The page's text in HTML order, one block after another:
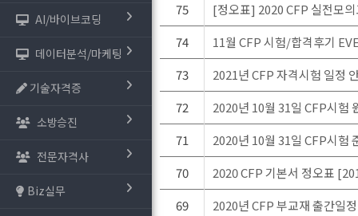
AI/바이브코딩
데이터분석/마케팅
기술자격증
소방승진
전문자격사
Biz실무
75
[정오표] 2020 CFP 실전모
74
11월 CFP 시험/합격후기
73
2021년 CFP 자격시험 일정
72
2020년 10월 31일 CFP시험
71
2020년 10월 31일 CFP시험
70
2020 CFP 기본서 정오표
69
2020년 CFP 부교재 출간일